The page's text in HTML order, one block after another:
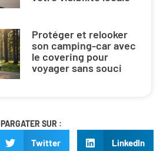
Protéger et relooker
son camping-car avec
le covering pour
voyager sans souci
PARGATER SUR :
Twitter LinkedIn